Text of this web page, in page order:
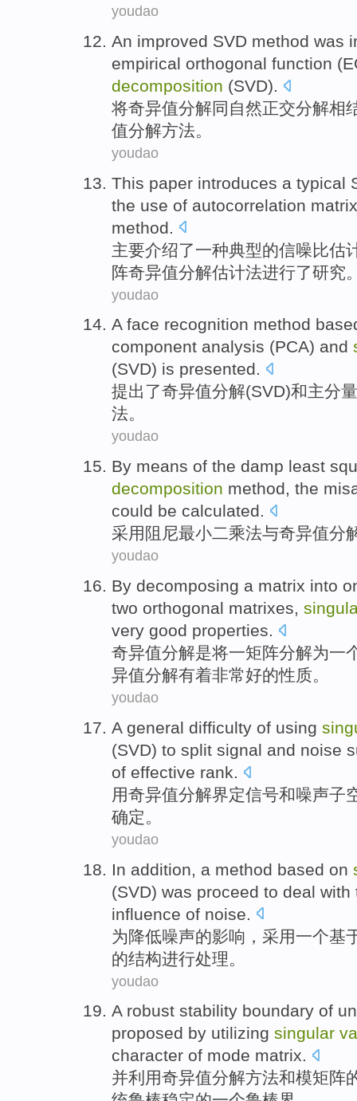
youdao
An improved SVD method was
empirical orthogonal function
decomposition (SVD).
将奇异值分解同自然正交分解相
值分解方法。
youdao
This paper introduces a typical
the use of autocorrelation matrix
method
主要介绍了一种典型的信噪比估
阵奇异值分解估计法进行了研究
youdao
A face recognition method
component analysis (PCA) and
(SVD) is presented.
提出了奇异值分解(SVD)和主分量
法。
youdao
By means of the damp least
decomposition method, the
could be calculated.
采用 阻尼最小二乘法与奇异值分
youdao
By decomposing a matrix into
two orthogonal matrixes,
very good properties.
奇异值分解是将一矩阵分解为一
异值分解有着非常好的性质。
youdao
A general difficulty of using
(SVD) to split signal and noise
of effective rank.
用奇异值分解界定信号和噪声子
确定。
youdao
In addition, a method based on
(SVD) was proceed to deal with
influence of noise
为降低噪声的影响 ，采用一个基
的结构进行处理 。
youdao
A robust stability boundary of
proposed by utilizing singular
character of mode matrix.
并利用奇异值分解方法和模矩阵